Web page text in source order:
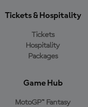
Tickets & Hospitality
Tickets
Hospitality
Packages
Game Hub
MotoGP™ Fantasy